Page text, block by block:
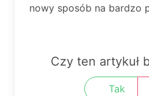
nowy sposób na bardzo
Czy ten artykuł
Tak